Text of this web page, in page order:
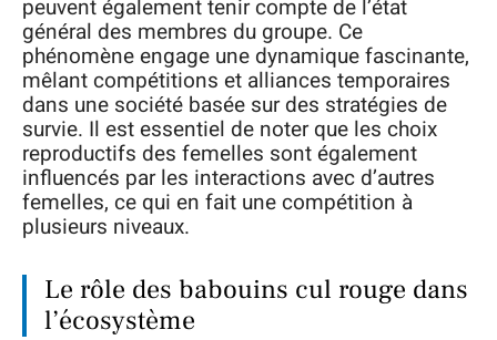
peuvent également tenir compte de l’état
général des membres du groupe. Ce
phénomène engage une dynamique fascinante,
mêlant compétitions et alliances temporaires
dans une société basée sur des stratégies de
survie. Il est essentiel de noter que les choix
reproductifs des femelles sont également
influencés par les interactions avec d’autres
femelles, ce qui en fait une compétition à
plusieurs niveaux.
Le rôle des babouins cul rouge dans
l’écosystème